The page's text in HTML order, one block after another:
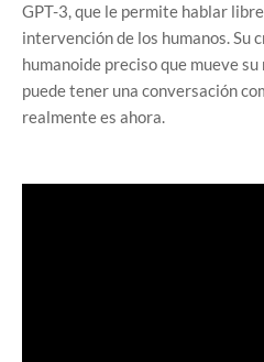
GPT-3, que le permite hablar
intervención de los humanos. Su
humanoide preciso que mueve
puede tener una conversación
realmente es ahora.